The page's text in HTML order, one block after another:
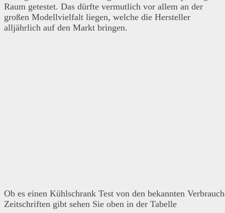
Raum getestet. Das dürfte vermutlich vor allem an der
großen Modellvielfalt liegen, welche die Hersteller
alljährlich auf den Markt bringen.
Ob es einen Kühlschrank Test von den bekannten
Zeitschriften gibt sehen Sie oben in der Tabelle